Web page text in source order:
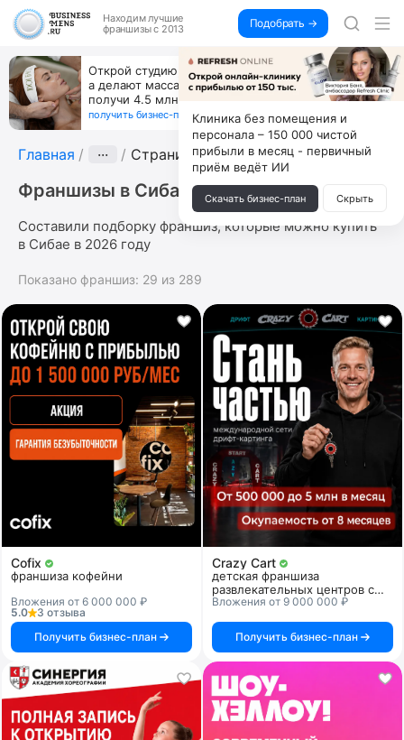
Находим лучшие
франшизы с 2013
Подобрать →
Открой студию, где не колют и не режут,
а делают массаж лица руками и в первый же год
получи 4.5 млн
получить бизнес-план ↓
Главная ··· Страница 4
Франшизы в Сибае
Составили подборку франшиз, которые можно купить
в Сибае в 2026 году
Показано франшиз: 29 из 289
Cofix
франшиза кофейни
Вложения от 6 000 000 ₽
5.0
3 отзыва
Получить бизнес-план
Crazy Cart
детская франшиза
развлекательных центров с
дрифт-картингом
Вложения от 9 000 000 ₽
Получить бизнес-план
Клиника без помещения и
персонала – 150 000 чистой
прибыли в месяц - первичный
приём ведёт ИИ
Скачать бизнес-план Скрыть